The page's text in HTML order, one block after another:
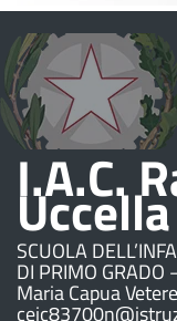
I.A.C.
Uccella
SCUOLA
DI PRIMO
Maria Capua